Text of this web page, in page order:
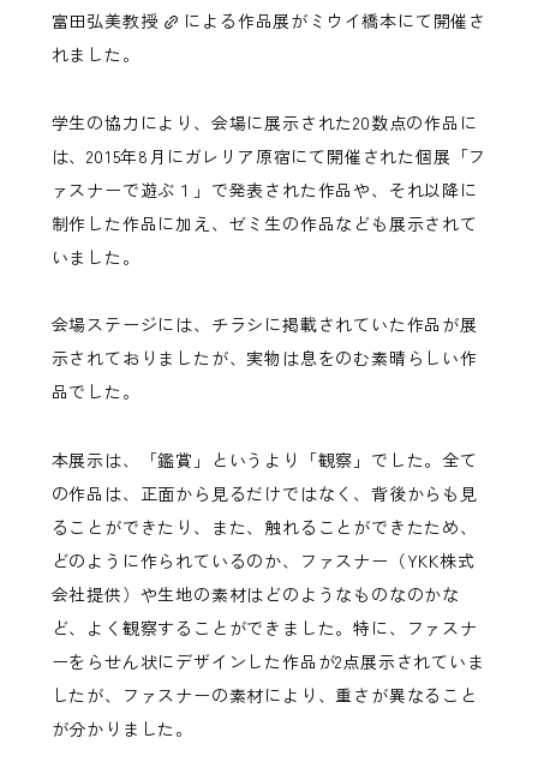
富田弘美教授
による作品展がミウイ橋本にて開催さ
れました。
学生の協力により、会場に展示された20数点の作品に
は、2015年8月にガレリア原宿にて開催された個展「フ
ァスナーで遊ぶ１」で発表された作品や、それ以降に
制作した作品に加え、ゼミ生の作品なども展示されて
いました。
会場ステージには、チラシに掲載されていた作品が展
示されておりましたが、実物は息をのむ素晴らしい作
品でした。
本展示は、「鑑賞」というより「観察」でした。全て
の作品は、正面から見るだけではなく、背後からも見
ることができたり、また、触れることができたため、
どのように作られているのか、ファスナー（YKK株式
会社提供）や生地の素材はどのようなものなのかな
ど、よく観察することができました。特に、ファスナ
ーをらせん状にデザインした作品が2点展示されていま
したが、ファスナーの素材により、重さが異なること
が分かりました。